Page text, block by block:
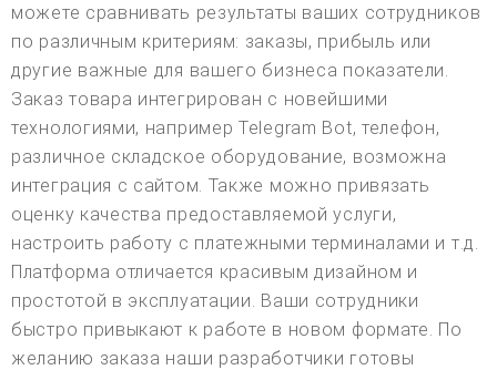
можете сравнивать результаты ваших сотрудников
по различным критериям: заказы, прибыль или
другие важные для вашего бизнеса показатели.
Заказ товара интегрирован с новейшими
технологиями, например Telegram Bot, телефон,
различное складское оборудование, возможна
интеграция с сайтом. Также можно привязать
оценку качества предоставляемой услуги,
настроить работу с платежными терминалами и т.д.
Платформа отличается красивым дизайном и
простотой в эксплуатации. Ваши сотрудники
быстро привыкают к работе в новом формате. По
желанию заказа наши разработчики готовы